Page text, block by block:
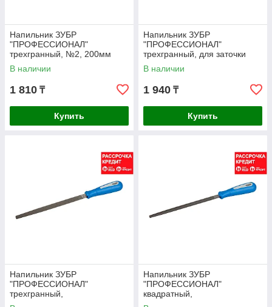
Напильник ЗУБР
"ПРОФЕССИОНАЛ"
трехгранный, №2, 200мм
(1630-20-2_z01)
В наличии
1 810 ₸
Купить
Напильник ЗУБР
"ПРОФЕССИОНАЛ"
трехгранный, для заточки
ножовок, 150мм (1631-15-21)
В наличии
1 940 ₸
Купить
Напильник ЗУБР
"ПРОФЕССИОНАЛ"
трехгранный,
двухкомпонентная рукоятка,
Напильник ЗУБР
"ПРОФЕССИОНАЛ"
квадратный,
двухкомпонентная рукоятка,